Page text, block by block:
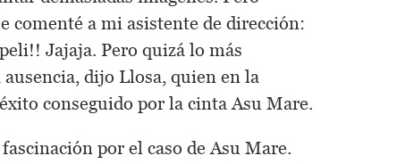
comenté a mi asistente de dirección:
Jajaja. Pero quizá lo más
dijo Llosa, quien en la
conseguido por la cinta Asu Mare.
por el caso de Asu Mare.